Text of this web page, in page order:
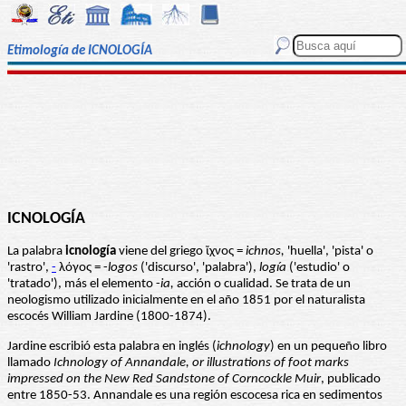
Etimología de ICNOLOGÍA
ICNOLOGÍA
La palabra icnología viene del griego ἴχνος = ichnos, 'huella', 'pista' o
'rastro', - λόγος = -logos ('discurso', 'palabra'), logía ('estudio' o
'tratado'), más el elemento -ia, acción o cualidad. Se trata de un
neologismo utilizado inicialmente en el año 1851 por el naturalista
escocés William Jardine (1800-1874).
Jardine escribió esta palabra en inglés (ichnology) en un pequeño libro
llamado Ichnology of Annandale, or illustrations of foot marks
impressed on the New Red Sandstone of Corncockle Muir, publicado
entre 1850-53. Annandale es una región escocesa rica en sedimentos